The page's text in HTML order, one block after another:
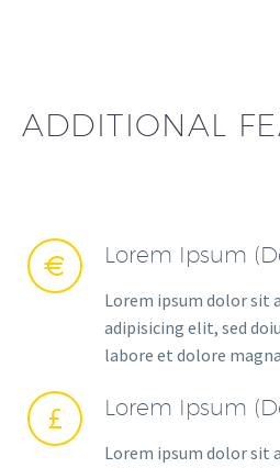
ADDITIONAL

 Lorem Ipsum
Lorem ipsum dolor sit
adipisicing elit, sed
labore et dolore magna

 Lorem Ipsum
Lorem ipsum dolor sit